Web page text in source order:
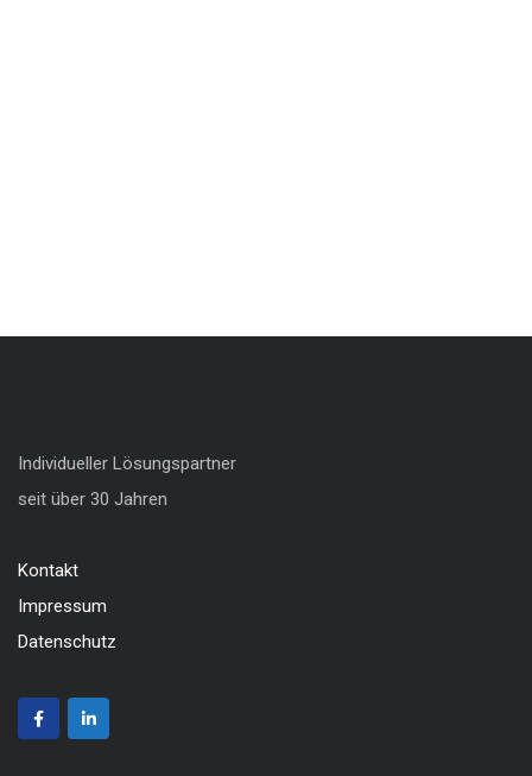
Individueller Lösungspartner
seit über 30 Jahren
Kontakt
Impressum
Datenschutz